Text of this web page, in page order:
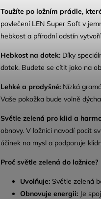
Toužíte po ložním prádle,
povlečení LEN Super Soft v
hebkost a přírodní odstín
Hebkost na dotek: Díky
dotek. Budete se cítit jako na
Lehké a prodyšné: Nízká
Vaše pokožka bude volně
Světle zelená pro klid a
obnovy. V ložnici navodí pocit
účinek na mysl a podporuje
Proč světle zelená do ložnice?
Uvolňuje: Světle zelená
Obnovuje energii: Je